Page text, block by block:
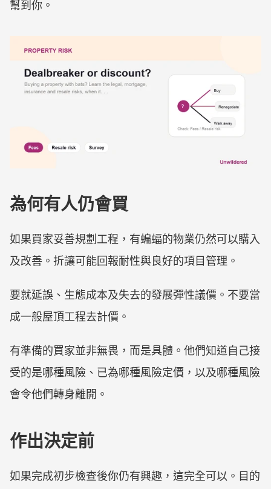
幫到你。
為何有人仍會買
如果買家妥善規劃工程，有蝙蝠的物業仍然可以購入
及改善。折讓可能回報耐性與良好的項目管理。
要就延誤、生態成本及失去的發展彈性議價。不要當
成一般屋頂工程去計價。
有準備的買家並非無畏，而是具體。他們知道自己接
受的是哪種風險、已為哪種風險定價，以及哪種風險
會令他們轉身離開。
作出決定前
如果完成初步檢查後你仍有興趣，這完全可以。目的